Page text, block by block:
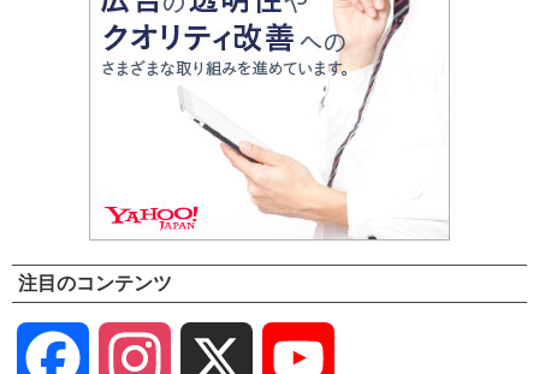
注目のコンテンツ
Facebook Instagram